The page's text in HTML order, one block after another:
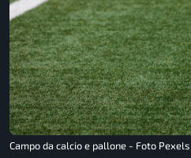
Campo da calcio e pallone - Foto